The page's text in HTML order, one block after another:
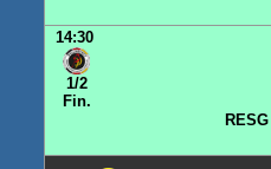
14:30
1/2
Fin.